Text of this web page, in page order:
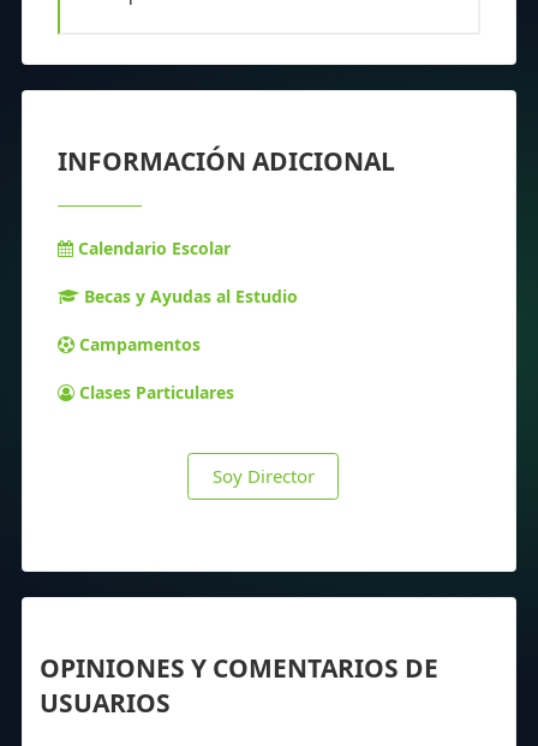
INFORMACIÓN ADICIONAL
Calendario Escolar
Becas y Ayudas al Estudio
Campamentos
Clases Particulares
Soy Director
OPINIONES Y COMENTARIOS DE
USUARIOS